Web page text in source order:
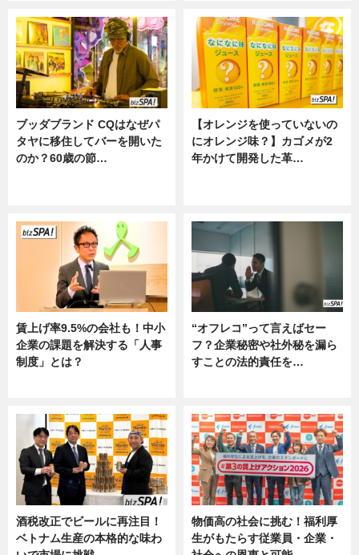
ブッダブランド CQはなぜパ
タヤに移住してバーを開いた
のか？60歳の節…
【オレンジを使っていないの
にオレンジ味？】カゴメが2
年かけて開発した革…
賃上げ率9.5%の会社も！中小
企業の課題を解決する「人事
制度」とは？
“オフレコ”って言えばセー
フ？企業秘密や社外秘を漏ら
すことの法的責任を…
酒税改正でビールに再注目！
ベトナム生産の本格的な味わ
物価高の社会に挑む！福利厚
生がもたらす従業員・企業・